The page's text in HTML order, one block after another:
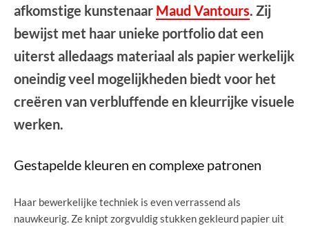
afkomstige kunstenaar Maud Vantours. Zij
bewijst met haar unieke portfolio dat een
uiterst alledaags materiaal als papier werkelijk
oneindig veel mogelijkheden biedt voor het
creëren van verbluffende en kleurrijke visuele
werken.
Gestapelde kleuren en complexe patronen
Haar bewerkelijke techniek is even verrassend als
nauwkeurig. Ze knipt zorgvuldig stukken gekleurd papier uit